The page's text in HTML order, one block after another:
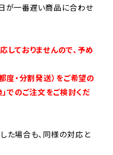
が一番遅い商品に合わせ
ておりませんので、予め
度・分割発送）をご希望の
でのご注文をご検討くだ
た場合も、同様の対応と